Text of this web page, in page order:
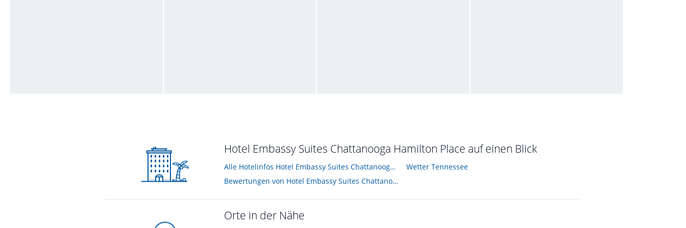
Hotel Embassy Suites Chattanooga Hamilton Place auf einen Blick
Alle Hotelinfos Hotel Embassy Suites Chattanooga Hamilton Place
Bewertungen von Hotel Embassy Suites Chattanooga Hamilton Place
Wetter Tennessee
Orte in der Nähe